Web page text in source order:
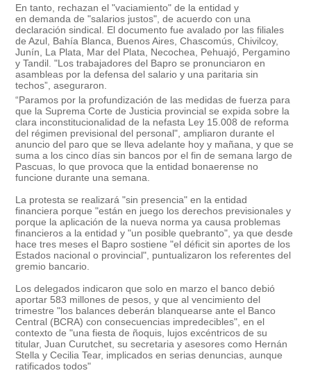
En tanto, rechazan el "vaciamiento" de la entidad y
endemanda de"salarios justos", de acuerdo con una
declaración sindical. El documento fue avalado por las filiales
de Azul, Bahía Blanca, Buenos Aires, Chascomús, Chivilcoy,
Junín, La Plata, Mar del Plata, Necochea, Pehuajó, Pergamino
y Tandil. "Los trabajadores del Bapro se pronunciaron en
asambleas por la defensa del salario y una paritaria sin
techos”, aseguraron.
“Paramos por la profundización de las medidas de fuerza para
que la Suprema Corte de Justicia provincial se expida sobre la
clara inconstitucionalidad de la nefasta Ley 15.008 de reforma
del régimen previsional del personal", ampliaron durante el
anuncio del paro que se lleva adelante hoy y mañana, y que se
suma a los cinco días sin bancos por el fin de semana largo de
Pascuas, lo que provoca que la entidad bonaerense no
funcione durante una semana.
La protesta se realizará"sin presencia"en la entidad
financiera porque "están en juego los derechos previsionales y
porque la aplicación de la nueva norma ya causa problemas
financieros a la entidad y "un posible quebranto", ya que desde
hace tres meses el Bapro sostiene "el déficit sin aportes de los
Estados nacional o provincial", puntualizaron los referentes del
gremio bancario.
Los delegados indicaron que solo en marzo el banco debió
aportar 583 millones de pesos, y que al vencimiento del
trimestre "los balances deberán blanquearse ante el Banco
Central (BCRA) con consecuencias impredecibles", en el
contexto de "una fiesta de ñoquis, lujos excéntricos de su
titular, Juan Curutchet, su secretaria y asesores como Hernán
Stella y Cecilia Tear, implicados en serias denuncias, aunque
ratificados todos"